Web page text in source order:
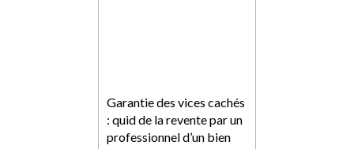
Garantie des vices cachés
: quid de la revente par un
professionnel d’un bien